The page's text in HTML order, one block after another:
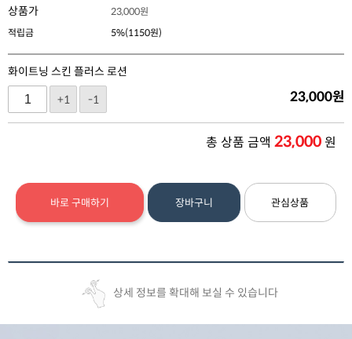
상품가 23,000원
적립금
5%(1150원)
화이트닝 스킨 플러스 로션
+1
-1 23,000원
총 상품 금액 23,000원
바로 구매하기 장바구니 관심상품
상세 정보를 확대해 보실 수 있습니다